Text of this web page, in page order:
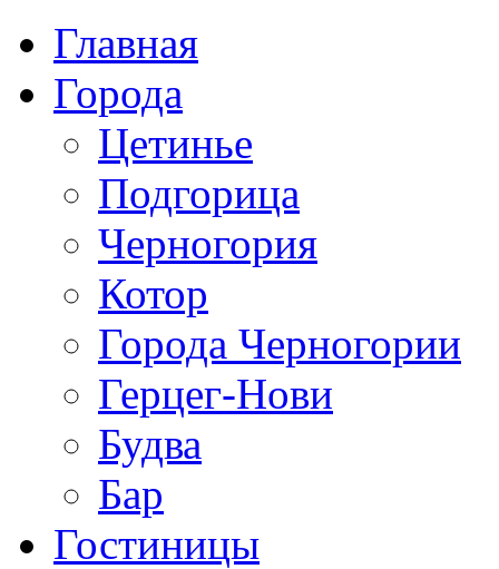
Главная
Города
Цетинье
Подгорица
Черногория
Котор
Города Черногории
Герцег-Нови
Будва
Бар
Гостиницы